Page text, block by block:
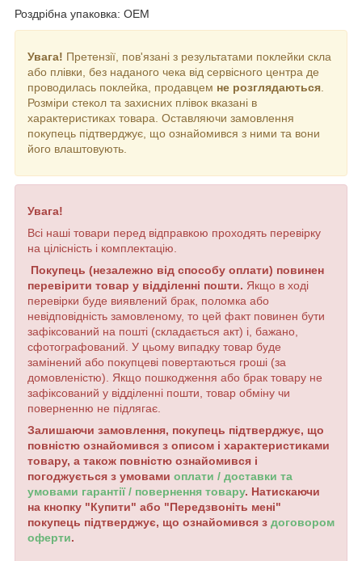
Роздрібна упаковка: OEM
Увага! Претензії, пов'язані з результатами поклейки скла
або плівки, без наданого чека від сервісного центра де
проводилась поклейка, продавцем не розглядаються
Розміри стекол та захисних плівок вказані в
характеристиках товара. Оставляючи замовлення
покупець підтверджує, що ознайомився з ними та вони
його влаштовують.
Увага!
Всі наші товари перед відправкою проходять перевірку
на цілісність і комплектацію.
Покупець (незалежно від способу оплати) повинен
перевірити товар у відділенні пошти. Якщо в ході
перевірки буде виявлений брак, поломка або
невідповідність замовленому, то цей факт повинен бути
зафіксований на пошті (складається акт) і, бажано,
сфотографований. У цьому випадку товар буде
замінений або покупцеві повертаються гроші (за
домовленістю). Якщо пошкодження або брак товару не
зафіксований у відділенні пошти, товар обміну чи
поверненню не підлягає.
Залишаючи замовлення, покупець підтверджує, що
повністю ознайомився з описом і характеристиками
товару, а також повністю ознайомився і
погоджується з умовами оплати / доставки та
умовами гарантії / повернення товару. Натискаючи
на кнопку "Купити" або "Передзвоніть мені"
покупець підтверджує, що ознайомився з договором
оферти.